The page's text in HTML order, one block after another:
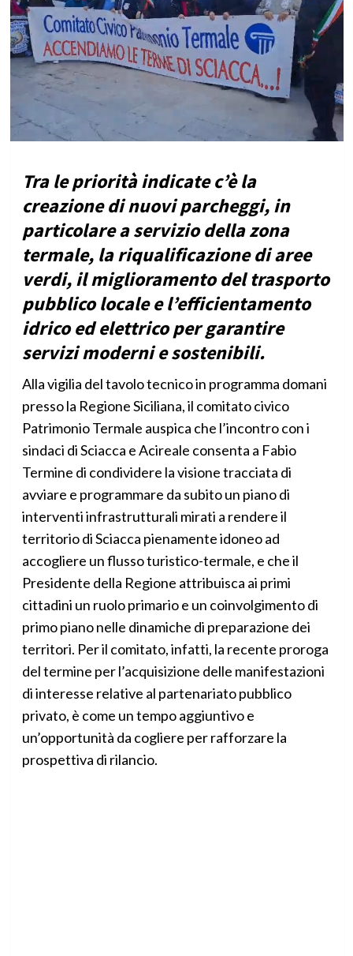
Tra le priorità indicate c’è la
creazione di nuovi parcheggi, in
particolare a servizio della zona
termale, la riqualificazione di aree
verdi, il miglioramento del trasporto
pubblico locale e l’efficientamento
idrico ed elettrico per garantire
servizi moderni e sostenibili.
Alla vigilia del tavolo tecnico in programma domani
presso la Regione Siciliana, il comitato civico
Patrimonio Termale auspica che l’incontro con i
sindaci di Sciacca e Acireale consenta a Fabio
Termine di condividere la visione tracciata di
avviare e programmare da subito un piano di
interventi infrastrutturali mirati a rendere il
territorio di Sciacca pienamente idoneo ad
accogliere un flusso turistico-termale, e che il
Presidente della Regione attribuisca ai primi
cittadini un ruolo primario e un coinvolgimento di
primo piano nelle dinamiche di preparazione dei
territori. Per il comitato, infatti, la recente proroga
del termine per l’acquisizione delle manifestazioni
di interesse relative al partenariato pubblico
privato, è come un tempo aggiuntivo e
un’opportunità da cogliere per rafforzare la
prospettiva di rilancio.